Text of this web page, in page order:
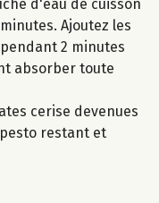
d'eau de cuisson
Ajoutez les
2 minutes
absorber toute
cerise devenues
restant et